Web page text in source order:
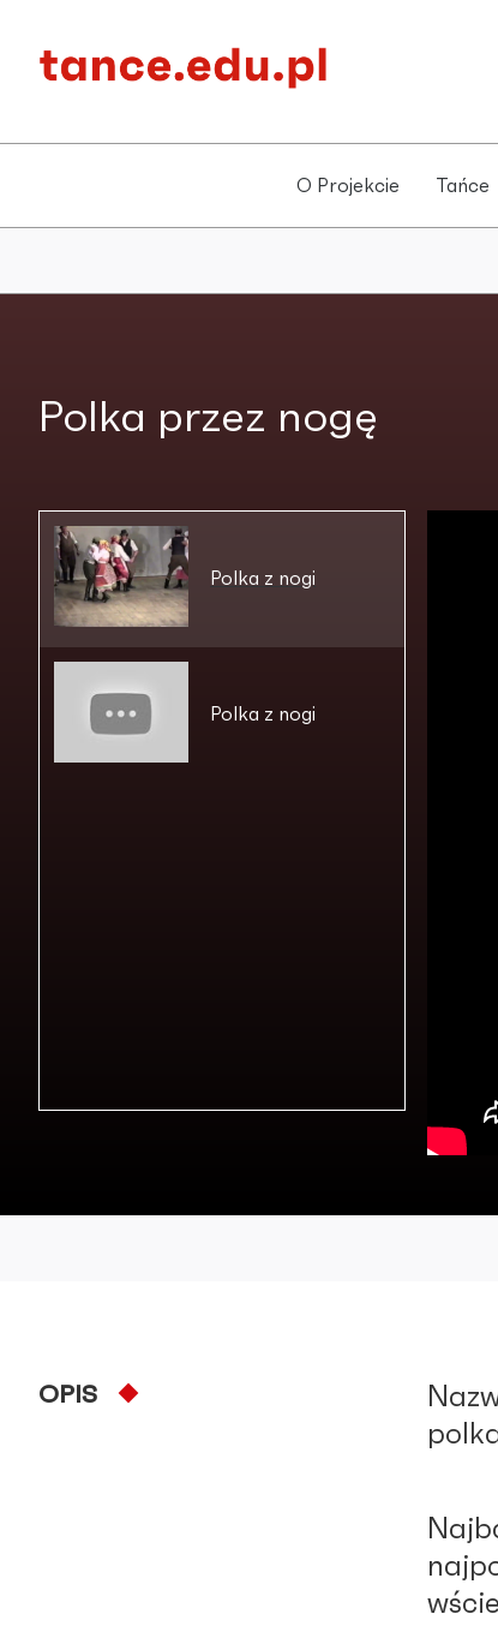
O Projekcie Tańce
Polka przez nogę
Polka z nogi
Polka z nogi
OPIS